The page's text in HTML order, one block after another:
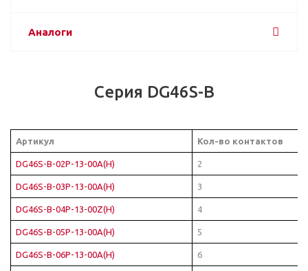
Аналоги
Серия DG46S-B
Артикул Кол-во контактов
DG46S-B-02P-13-00A(H) 2
DG46S-B-03P-13-00A(H) 3
DG46S-B-04P-13-00Z(H) 4
DG46S-B-05P-13-00A(H) 5
DG46S-B-06P-13-00A(H) 6